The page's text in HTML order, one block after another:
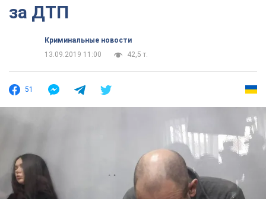
за ДТП
Криминальные новости
13.09.2019 11:00
42,5 т.
51